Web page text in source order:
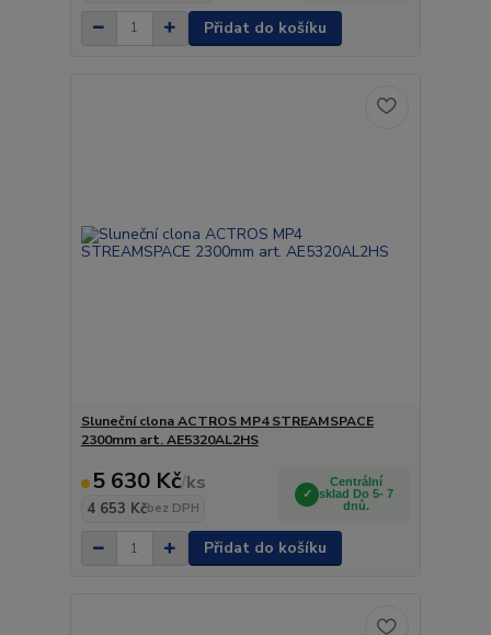
Přidat do košíku
Sluneční clona ACTROS MP4 STREAMSPACE
2300mm art. AE5320AL2HS
5 630 Kč/ks
4 653 Kčbez DPH
Centrální
sklad Do 5- 7
dnů.
Přidat do košíku